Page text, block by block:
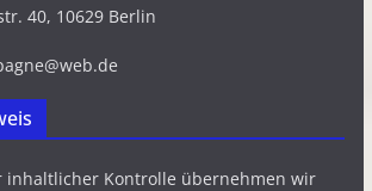
40, 10629 Berlin
inhaltlicher Kontrolle übernehmen wir